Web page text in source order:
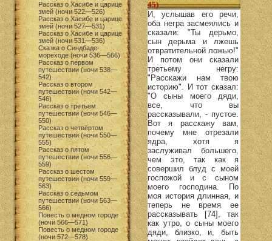
Рассказ о Хасибе и царице
змей (ночи 522—526)
Рассказ о Хасибе и царице
змей (ночи 527—531)
Рассказ о Хасибе и царице
змей (ночи 531—536)
Сказка о Синдбаде-
мореходе (ночи 536—566)
Рассказ о первом
путешествии (ночи 538—
542)
Рассказ о втором
путешествии (ночи 542—
546)
Рассказ о третьем
путешествии (ночи 546—
550)
Рассказ о четвёртом
путешествии (ночи 550—
555)
Рассказ о пятом
путешествии (ночи 556—
559)
Рассказ о шестом
путешествии (ночи 559—
563)
Рассказ о седьмом
путешествии (ночи 563—
566)
Повесть о медном городе
(ночи 566—571)
Повесть о медном городе
(ночи 572—578)
45)
И, услышав его речи,
оба негра засмеялись и
сказали: "Ты дерьмо,
сын дерьма и лжешь
отвратительной ложью!"
И потом они сказали
третьему негру:
"Расскажи нам твою
историю". И тот сказал:
"О сыны моего дяди,
все, что вы
рассказывали, - пустое.
Вот я расскажу вам,
почему мне отрезали
ядра, хотя я
заслуживал большего,
чем это, так как я
совершил блуд с моей
госпожой и с сыном
моего господина. По
моя история длинная, и
теперь не время ее
рассказывать [74], так
как утро, о сыны моего
дяди, близко, и, быть